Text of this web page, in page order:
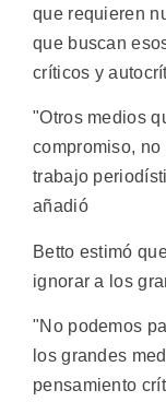
que requieren
que buscan
críticos y
"Otros medios
compromiso,
trabajo
añadió
Betto estimó
ignorar a los
"No podemos
los grandes
pensamiento